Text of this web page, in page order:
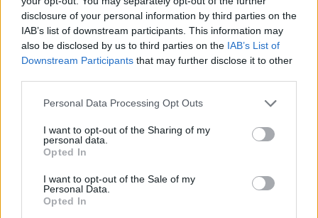
disclosure of your personal information by third parties on the
IAB’s list of downstream participants. This information may
also be disclosed by us to third parties on the IAB’s List of
Downstream Participants that may further disclose it to other
Personal Data Processing Opt Outs
I want to opt-out of the Sharing of my
personal data.
Opted In
I want to opt-out of the Sale of my
Personal Data.
Opted In